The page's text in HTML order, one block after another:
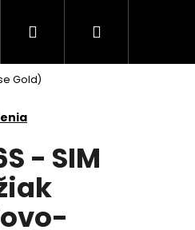
PrihlásenieNákupný
Gold)
- SIM